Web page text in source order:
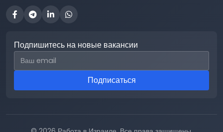
Подпишитесь на новые вакансии
Email для подписки
Подписаться